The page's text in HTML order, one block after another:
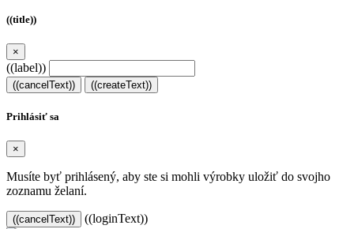
((title))
×
((label))
((cancelText)) ((createText))
Prihlásiť sa
×
Musíte byť prihlásený, aby ste si mohli výrobky uložiť do svojho
zoznamu želaní.
((cancelText)) ((loginText))